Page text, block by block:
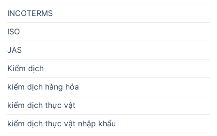
INCOTERMS
ISO
JAS
Kiểm dịch
kiểm dịch hàng hóa
kiểm dịch thực vật
kiểm dịch thực vật nhập khẩu